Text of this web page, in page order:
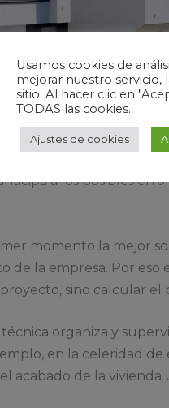
con su oficina
y del presupuesto
a los posibles
momento la mejor
de la empresa. Por
sino calcular el
organiza y
en la celeridad
acabado de la
Usamos cookies de
mejorar nuestro servicio,
sitio. Al hacer clic en
TODAS las cookies.
Ajustes de cookies